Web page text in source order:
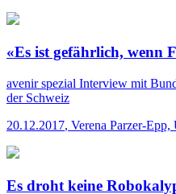
«Es ist gefährlich, wenn
avenir spezial Interview mit
der Schweiz
20.12.2017, Verena Parzer-Epp,
Es droht keine